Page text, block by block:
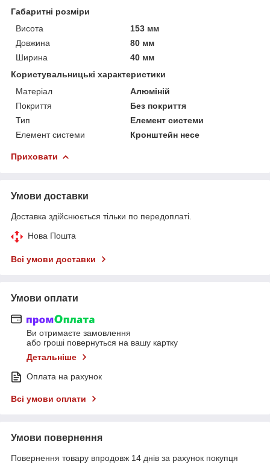
Габаритні розміри
Висота
153 мм
Довжина
80 мм
Ширина
40 мм
Користувальницькі характеристики
Матеріал
Алюміній
Покриття
Без покриття
Тип
Елемент системи
Елемент системи
Кронштейн несе
Приховати
Умови доставки
Доставка здійснюється тільки по передоплаті.
Нова Пошта
Всі умови доставки
Умови оплати
Ви отримаєте замовлення
або гроші повернуться на вашу картку
Детальніше
Оплата на рахунок
Всі умови оплати
Умови повернення
Повернення товару впродовж 14 днів за рахунок покупця